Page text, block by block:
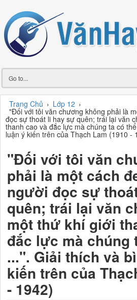
Trang Chủ › Lớp 12 ›
"Đối với tôi văn chương không phải là
đọc sự thoát li hay sự quên; trái lại văn
thanh cao và đắc lực mà chúng ta có
luận ý kiến trên của Thạch Lam (1910 -
"Đối với tôi văn
phải là một cách
người đọc sự
quên; trái lại văn
một thứ khí giới
đắc lực mà chúng
...". Giải thích và
kiến trên của
- 1942)